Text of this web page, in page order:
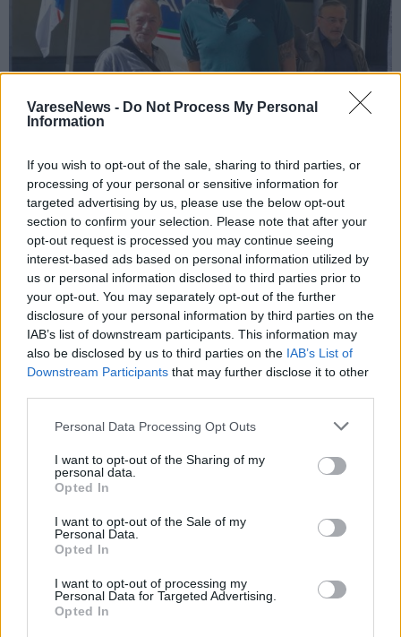
VareseNews - Do Not Process My Personal
Information
If you wish to opt-out of the sale, sharing to third parties, or
processing of your personal or sensitive information for
targeted advertising by us, please use the below opt-out
section to confirm your selection. Please note that after your
opt-out request is processed you may continue seeing
interest-based ads based on personal information utilized by
us or personal information disclosed to third parties prior to
your opt-out. You may separately opt-out of the further
disclosure of your personal information by third parties on the
IAB’s list of downstream participants. This information may
also be disclosed by us to third parties on the IAB’s List of
Downstream Participants that may further disclose it to other
Personal Data Processing Opt Outs
I want to opt-out of the Sharing of my
personal data.
Opted In
I want to opt-out of the Sale of my
Personal Data.
Opted In
I want to opt-out of processing my
Personal Data for Targeted Advertising.
Opted In
ALBIZZATE
“Verso di noi solo chiusure”, la replica di
Fratelli d’Italia a Zorzo certifica la
rottura nella maggioranza ad Albizzate
ALBIZZATE